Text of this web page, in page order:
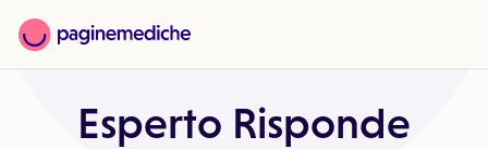
Esperto Risponde